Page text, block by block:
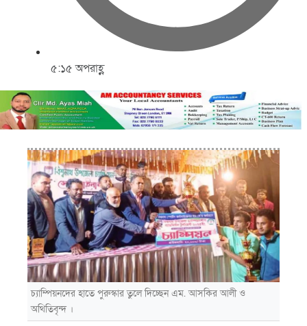
৫:১৫ অপরাহ্ণ
চ্যাম্পিয়নদের হাতে পুরুস্কার তুলে দিচ্ছেন এম. আসকির আলী ও
অথিতিবৃন্দ ।